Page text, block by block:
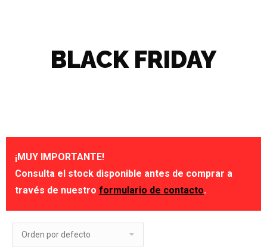
BLACK FRIDAY
¡MUY IMPORTANTE!
Consulta el stock disponible antes de comprar a
través de nuestro formulario de contacto.